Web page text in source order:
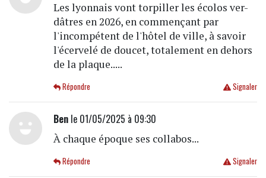
Les lyonnais vont torpiller les écolos ver-
dâtres en 2026, en commençant par
l'incompétent de l'hôtel de ville, à savoir
l'écervelé de doucet, totalement en dehors
de la plaque.....
Signaler
Répondre
Benle 01/05/2025 à 09:30
À chaque époque ses collabos...
Signaler
Répondre